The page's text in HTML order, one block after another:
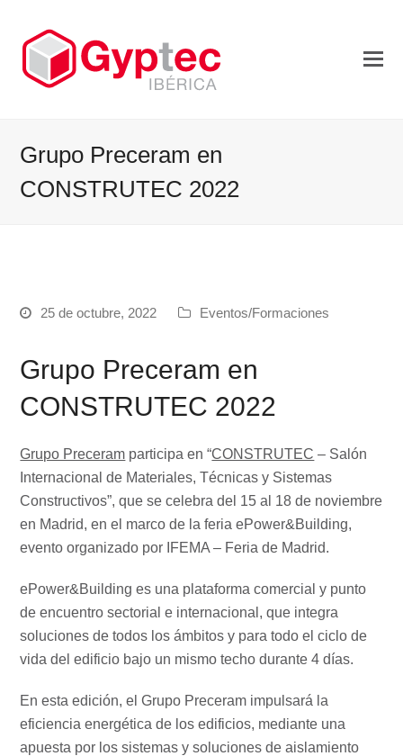
Grupo Preceram en
CONSTRUTEC 2022
25 de octubre, 2022 Eventos/Formaciones
Grupo Preceram en
CONSTRUTEC 2022
Grupo Preceram participa en “CONSTRUTEC – Salón
Internacional de Materiales, Técnicas y Sistemas
Constructivos”, que se celebra del 15 al 18 de noviembre
en Madrid, en el marco de la feria ePower&Building,
evento organizado por IFEMA – Feria de Madrid.
ePower&Building es una plataforma comercial y punto
de encuentro sectorial e internacional, que integra
soluciones de todos los ámbitos y para todo el ciclo de
vida del edificio bajo un mismo techo durante 4 días.
En esta edición, el Grupo Preceram impulsará la
eficiencia energética de los edificios, mediante una
apuesta por los sistemas y soluciones de aislamiento